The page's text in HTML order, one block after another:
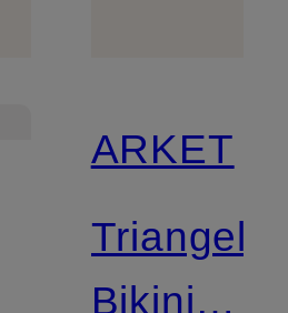
ARKET
Triangel-
Bikini-